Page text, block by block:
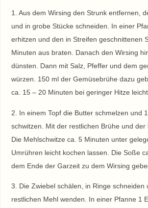
1. Aus dem Wirsing den Strunk entfernen,
und in grobe Stücke schneiden. In einer
erhitzen und den in Streifen geschnittenen
Minuten aus braten. Danach den Wirsing
dünsten. Dann mit Salz, Pfeffer und dem
würzen. 150 ml der Gemüsebrühe dazu
ca. 15 – 20 Minuten bei geringer Hitze
2. In einem Topf die Butter schmelzen und
schwitzen. Mit der restlichen Brühe und der
Die Mehlschwitze ca. 5 Minuten unter
Umrühren leicht kochen lassen. Die Soße
dem Ende der Garzeit zu dem Wirsing
3. Die Zwiebel schälen, in Ringe schneiden
restlichen Mehl wenden. In einer Pfanne 1